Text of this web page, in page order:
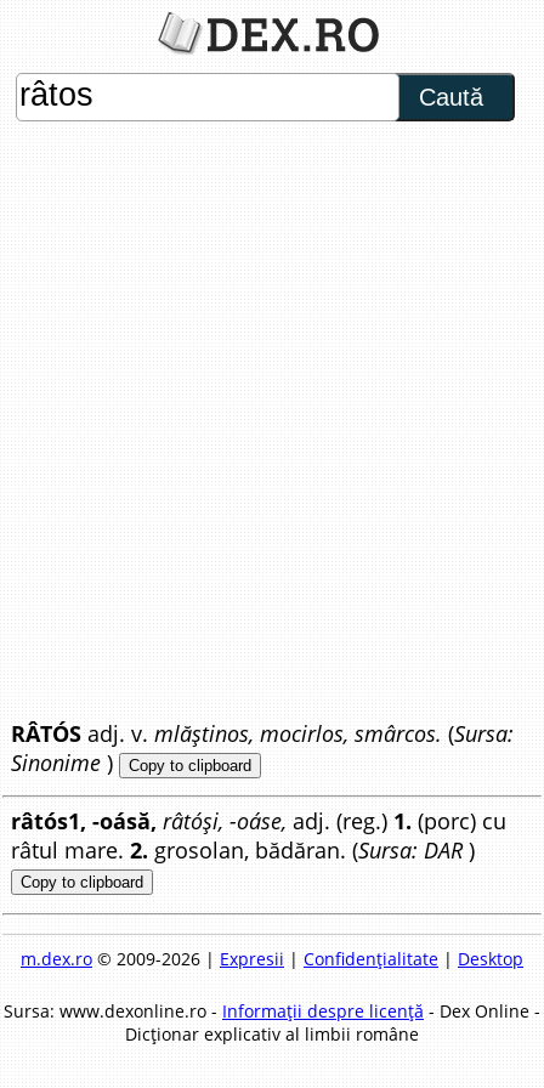
Caută
RÂTÓS adj. v.mlăștinos, mocirlos, smârcos. (Sursa:
Sinonime ) Copy to clipboard
râtós1, -oásă, râtóși, -oáse, adj. (reg.) 1. (porc) cu
râtul mare.2. grosolan, bădăran. (Sursa: DAR)
Copy to clipboard
m.dex.ro© 2009-2026 | Expresii | Confidențialitate| Desktop
Sursa: www.dexonline.ro - Informații despre licență - Dex Online -
Dicționar explicativ al limbii române